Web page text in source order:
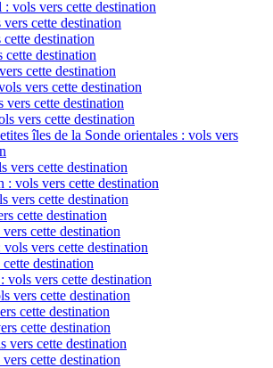
: vols vers cette destination
cette destination
destination
cette destination
cette destination
vers cette destination
vers cette destination
vers cette destination
îles de la Sonde orientales : vols vers
vers cette destination
: vols vers cette destination
vers cette destination
cette destination
cette destination
vers cette destination
destination
vers cette destination
vers cette destination
cette destination
cette destination
vers cette destination
cette destination